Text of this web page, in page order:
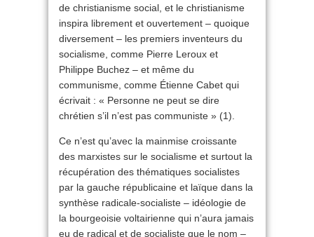
de christianisme social, et le christianisme
inspira librement et ouvertement – quoique
diversement – les premiers inventeurs du
socialisme, comme Pierre Leroux et
Philippe Buchez – et même du
communisme, comme Étienne Cabet qui
écrivait : « Personne ne peut se dire
chrétien s’il n’est pas communiste » (1).
Ce n’est qu’avec la mainmise croissante
des marxistes sur le socialisme et surtout la
récupération des thématiques socialistes
par la gauche républicaine et laïque dans la
synthèse radicale-socialiste – idéologie de
la bourgeoisie voltairienne qui n’aura jamais
eu de radical et de socialiste que le nom –